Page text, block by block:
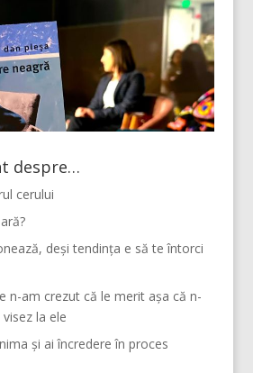
despre…
cerului
deși tendința e să te întorci
n-am crezut că le merit așa că n-
la ele
și ai încredere în proces